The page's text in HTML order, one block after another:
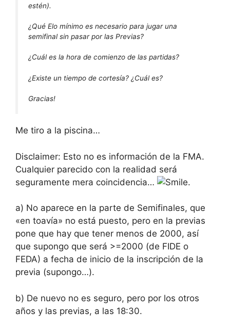
estén).
¿Qué Elo mínimo es necesario para jugar una
semifinal sin pasar por las Previas?
¿Cuál es la hora de comienzo de las partidas?
¿Existe un tiempo de cortesía? ¿Cuál es?
Gracias!
Me tiro a la piscina…
Disclaimer: Esto no es información de la FMA.
Cualquier parecido con la realidad será
seguramente mera coincidencia…
.
a) No aparece en la parte de Semifinales, que
«en toavía» no está puesto, pero en la previas
pone que hay que tener menos de 2000, así
que supongo que será >=2000 (de FIDE o
FEDA) a fecha de inicio de la inscripción de la
previa (supongo…).
b) De nuevo no es seguro, pero por los otros
años y las previas, a las 18:30.